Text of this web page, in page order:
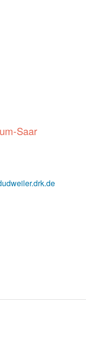
Saar